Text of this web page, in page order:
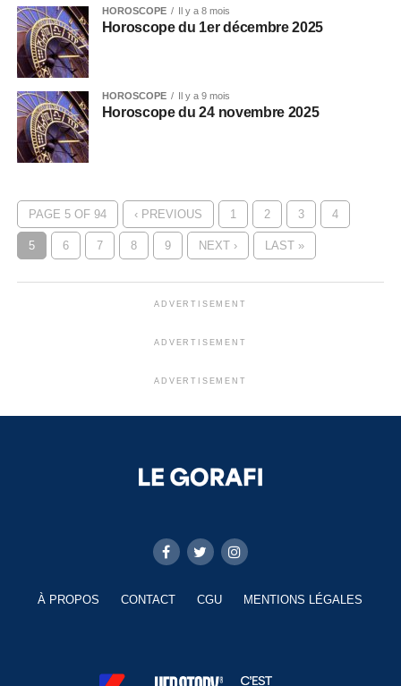
HOROSCOPE Il y a 8 mois
Horoscope du 1er décembre 2025
HOROSCOPE Il y a 9 mois
Horoscope du 24 novembre 2025
PAGE 5 OF 94 ‹ PREVIOUS 1 2 3 4
5 6 7 8 9 NEXT › LAST »
ADVERTISEMENT
ADVERTISEMENT
ADVERTISEMENT
À PROPOS CONTACT CGU MENTIONS LÉGALES